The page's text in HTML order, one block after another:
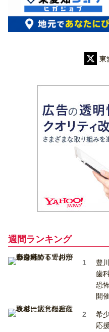
東
週間ランキング
豊
歯
恐
開
希
応